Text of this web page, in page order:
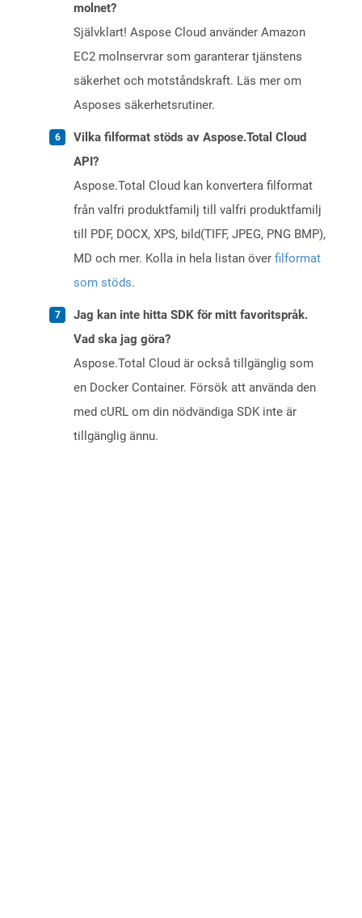
molnet?
Självklart! Aspose Cloud använder Amazon
EC2 molnservrar som garanterar tjänstens
säkerhet och motståndskraft. Läs mer om
Asposes säkerhetsrutiner.
Vilka filformat stöds av Aspose.Total Cloud
API?
Aspose.Total Cloud kan konvertera filformat
från valfri produktfamilj till valfri produktfamilj
till PDF, DOCX, XPS, bild(TIFF, JPEG, PNG BMP),
MD och mer. Kolla in hela listan över filformat
som stöds.
Jag kan inte hitta SDK för mitt favoritspråk.
Vad ska jag göra?
Aspose.Total Cloud är också tillgänglig som
en Docker Container. Försök att använda den
med cURL om din nödvändiga SDK inte är
tillgänglig ännu.